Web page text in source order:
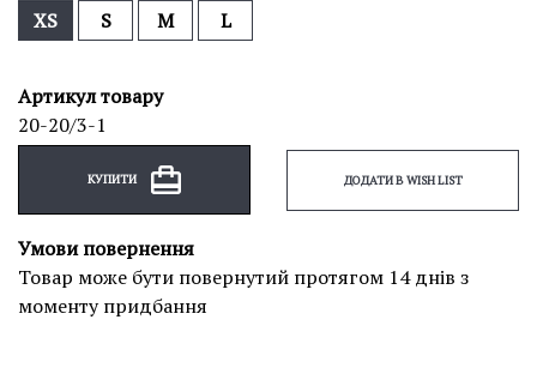
XS
S M L
Артикул товару
20-20/3-1
КУПИТИ ДОДАТИ В WISH LIST
Умови повернення
Товар може бути повернутий протягом 14 днів з
моменту придбання